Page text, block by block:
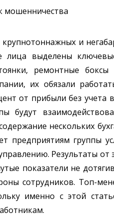
мошенничества
и
лица выделены
ремонтные
их обязали
от прибыли без учета
будут
нескольких
предприятиям группы
Результаты от
показатели не
сотрудников. Топ-
именно с этой